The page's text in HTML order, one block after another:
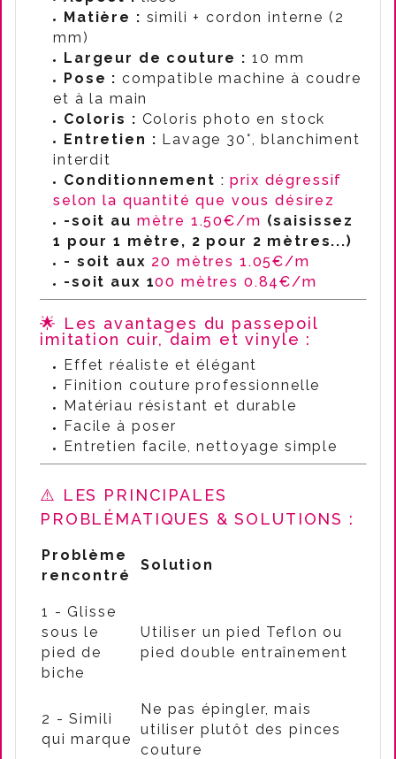
Matière : simili + cordon interne (2
mm)
Largeur de couture : 10 mm
Pose : compatible machine à coudre
et à la main
Coloris : Coloris photo en stock
Entretien : Lavage 30°, blanchiment
interdit
Conditionnement :prix dégressif
selon la quantité que vous désirez
-soit au mètre 1.50€/m (saisissez
1 pour 1 mètre, 2 pour 2 mètres...)
- soit aux 20 mètres 1.05€/m
-soit aux 100 mètres 0.84€/m
🌟 Les avantages du passepoil
imitation cuir, daim et vinyle :
Effet réaliste et élégant
Finition couture professionnelle
Matériau résistant et durable
Facile à poser
Entretien facile, nettoyage simple
⚠️ LES PRINCIPALES
PROBLÉMATIQUES & SOLUTIONS :
Problème
rencontré
Solution
1 - Glisse
sous le
pied de
biche
Utiliser un pied Teflon ou
pied double entraînement
2 - Simili
qui marque
Ne pas épingler, mais
utiliser plutôt des pinces
couture